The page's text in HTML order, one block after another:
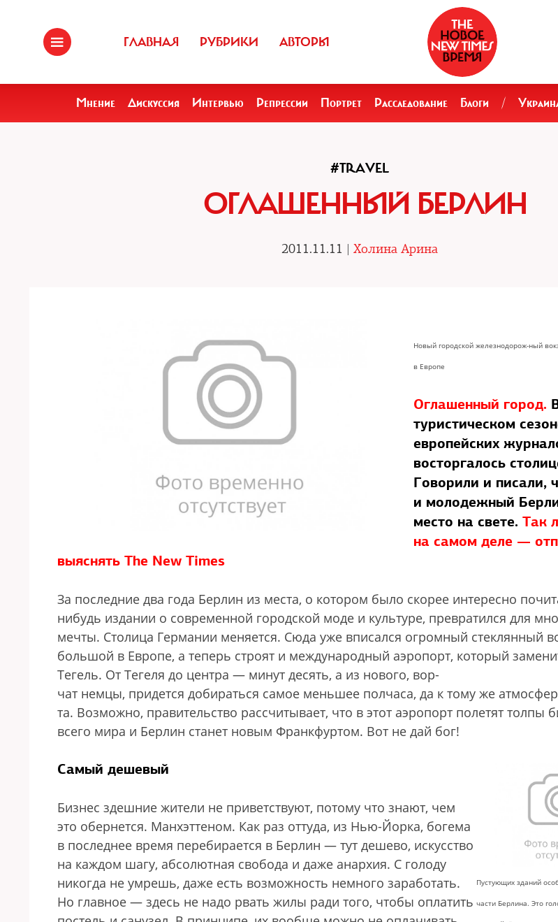
ГЛАВНАЯ РУБРИКИ АВТОРЫ
Мнение Дискуссия Интервью Репрессии Портрет Расследование Блоги /
#TRAVEL
ОГЛАШЕННЫЙ БЕРЛИН
2011.11.11 | Холина Арина
Новый городской железнодорож-ный
в Европе
Оглашенный город.
туристическом
европейских
восторгалось
Говорили и писали,
и молодежный
место на свете. Так
на самом деле —
выяснять The New Times
За последние два года Берлин из места, о котором было скорее интересно
нибудь издании о современной городской моде и культуре, превратился для
мечты. Столица Германии меняется. Сюда уже вписался огромный стеклянный
большой в Европе, а теперь строят и международный аэропорт, который
Тегель. От Тегеля до центра — минут десять, а из нового, вор-
чат немцы, придется добираться самое меньшее полчаса, да к тому же
та. Возможно, правительство рассчитывает, что в этот аэропорт полетят толпы
всего мира и Берлин станет новым Франкфуртом. Вот не дай бог!
Пустующих зданий
части Берлина. Это
Самый дешевый
Бизнес здешние жители не приветствуют, потому что знают, чем
это обернется. Манхэттеном. Как раз оттуда, из Нью-Йорка, богема
в последнее время перебирается в Берлин — тут дешево, искусство
на каждом шагу, абсолютная свобода и даже анархия. С голоду
никогда не умрешь, даже есть возможность немного заработать.
Но главное — здесь не надо рвать жилы ради того, чтобы оплатить